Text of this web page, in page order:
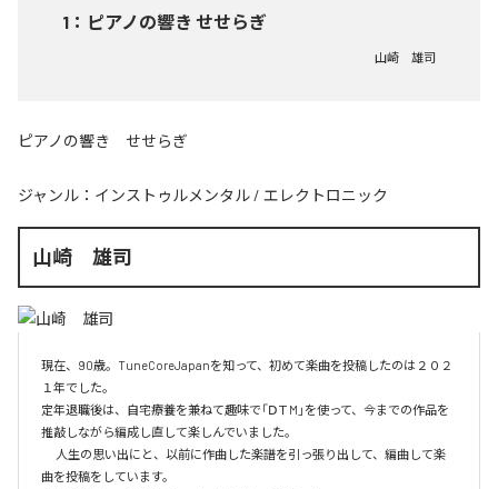
1 ： ピアノの響き せせらぎ
山崎 雄司
ピアノの響き せせらぎ
ジャンル： インストゥルメンタル / エレクトロニック
山崎 雄司
現在、90歳。TuneCoreJapanを知って、初めて楽曲を投稿したのは２０２
１年でした。
定年退職後は、自宅療養を兼ねて趣味で「ⅮＴM」を使って、今までの作品を
推敲しながら編成し直して楽しんでいました。
人生の思い出にと、以前に作曲した楽譜を引っ張り出して、編曲して楽
曲を投稿をしています。